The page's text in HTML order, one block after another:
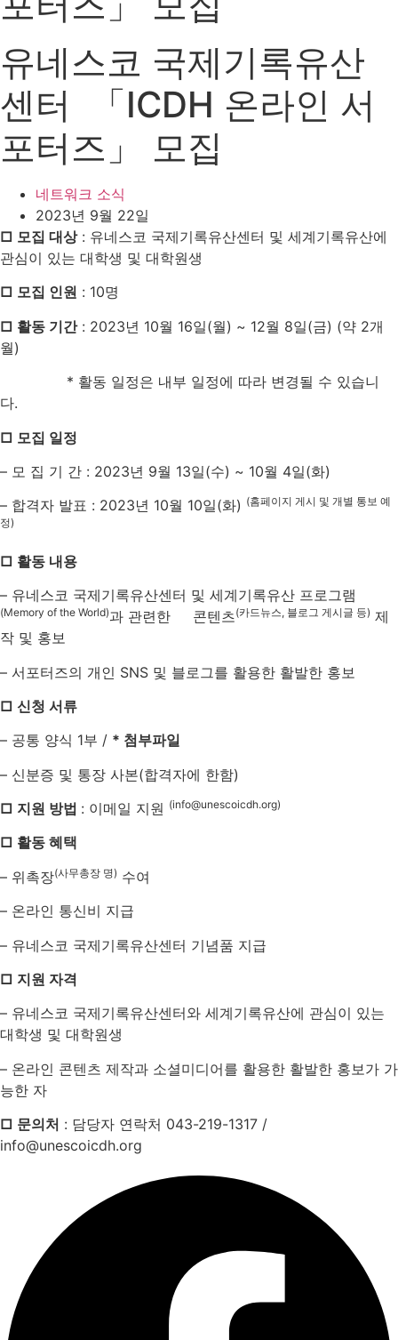
유네스코 국제기록유산
센터 「ICDH 온라인 서
포터즈」 모집
네트워크 소식
2023년 9월 22일
□ 모집 대상: 유네스코 국제기록유산센터 및 세계기록유산에
관심이 있는 대학생 및 대학원생
□ 모집 인원 : 10명
□ 활동 기간: 2023년 10월 16일(월) ~ 12월 8일(금) (약 2개
월)
* 활동 일정은 내부 일정에 따라 변경될 수 있습니
다.
□ 모집 일정
– 모 집 기 간 : 2023년 9월 13일(수) ~ 10월 4일(화)
– 합격자 발표 : 2023년 10월 10일(화) (홈페이지 게시 및 개별 통보 예
정)
□ 활동 내용
– 유네스코 국제기록유산센터 및 세계기록유산 프로그램
(Memory of the World)과 관련한 콘텐츠(카드뉴스, 블로그 게시글 등) 제
작 및 홍보
– 서포터즈의 개인 SNS 및 블로그를 활용한 활발한 홍보
□ 신청 서류
– 공통 양식 1부 / * 첨부파일
– 신분증 및 통장 사본(합격자에 한함)
□ 지원 방법 : 이메일 지원 (info@unescoicdh.org)
□ 활동 혜택
– 위촉장(사무총장 명) 수여
– 온라인 통신비 지급
– 유네스코 국제기록유산센터 기념품 지급
□ 지원 자격
– 유네스코 국제기록유산센터와 세계기록유산에 관심이 있는
대학생 및 대학원생
– 온라인 콘텐츠 제작과 소셜미디어를 활용한 활발한 홍보가 가
능한 자
□ 문의처 : 담당자 연락처 043-219-1317 /
info@unescoicdh.org